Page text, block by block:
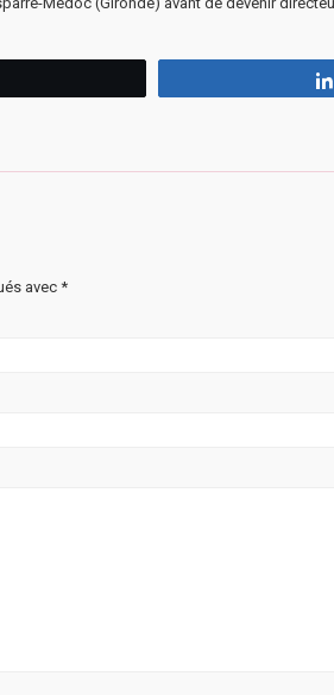
avec*